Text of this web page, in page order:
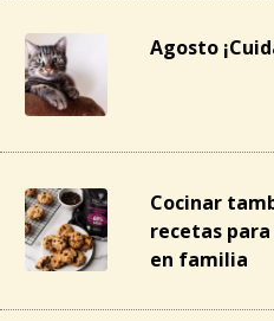
Agosto
Cocinar
recetas
en familia